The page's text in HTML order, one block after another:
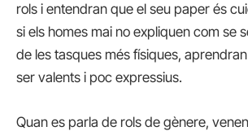
rols i entendran que el seu paper és
si els homes mai no expliquen com se
de les tasques més físiques,
ser valents i poc expressius.
Quan es parla de rols de gènere,